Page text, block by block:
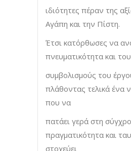
ιδιότητες πέραν της
Αγάπη και την Πίστη.
Έτσι κατόρθωσες να
πνευματικότητα και
συμβολισμούς του
πλάθοντας τελικά ένα
που να
πατάει γερά στη
πραγματικότητα και
στοχεύει